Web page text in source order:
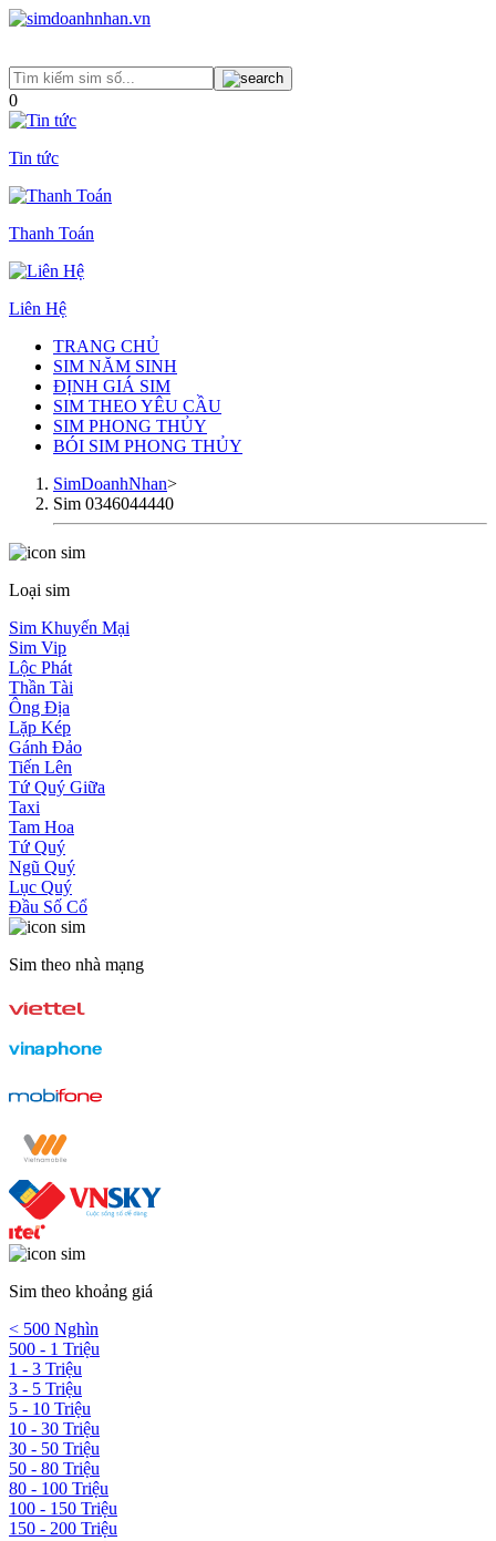
0
Tin tức
Thanh Toán
Liên Hệ
TRANG CHỦ
SIM NĂM SINH
ĐỊNH GIÁ SIM
SIM THEO YÊU CẦU
SIM PHONG THỦY
BÓI SIM PHONG THỦY
SimDoanhNhan>
Sim 0346044440
Loại sim
Sim Khuyến Mại
Sim Vip
Lộc Phát
Thần Tài
Ông Địa
Lặp Kép
Gánh Đảo
Tiến Lên
Tứ Quý Giữa
Taxi
Tam Hoa
Tứ Quý
Ngũ Quý
Lục Quý
Đầu Số Cổ
Sim theo nhà mạng
Sim theo khoảng giá
< 500 Nghìn
500 - 1 Triệu
1 - 3 Triệu
3 - 5 Triệu
5 - 10 Triệu
10 - 30 Triệu
30 - 50 Triệu
50 - 80 Triệu
80 - 100 Triệu
100 - 150 Triệu
150 - 200 Triệu